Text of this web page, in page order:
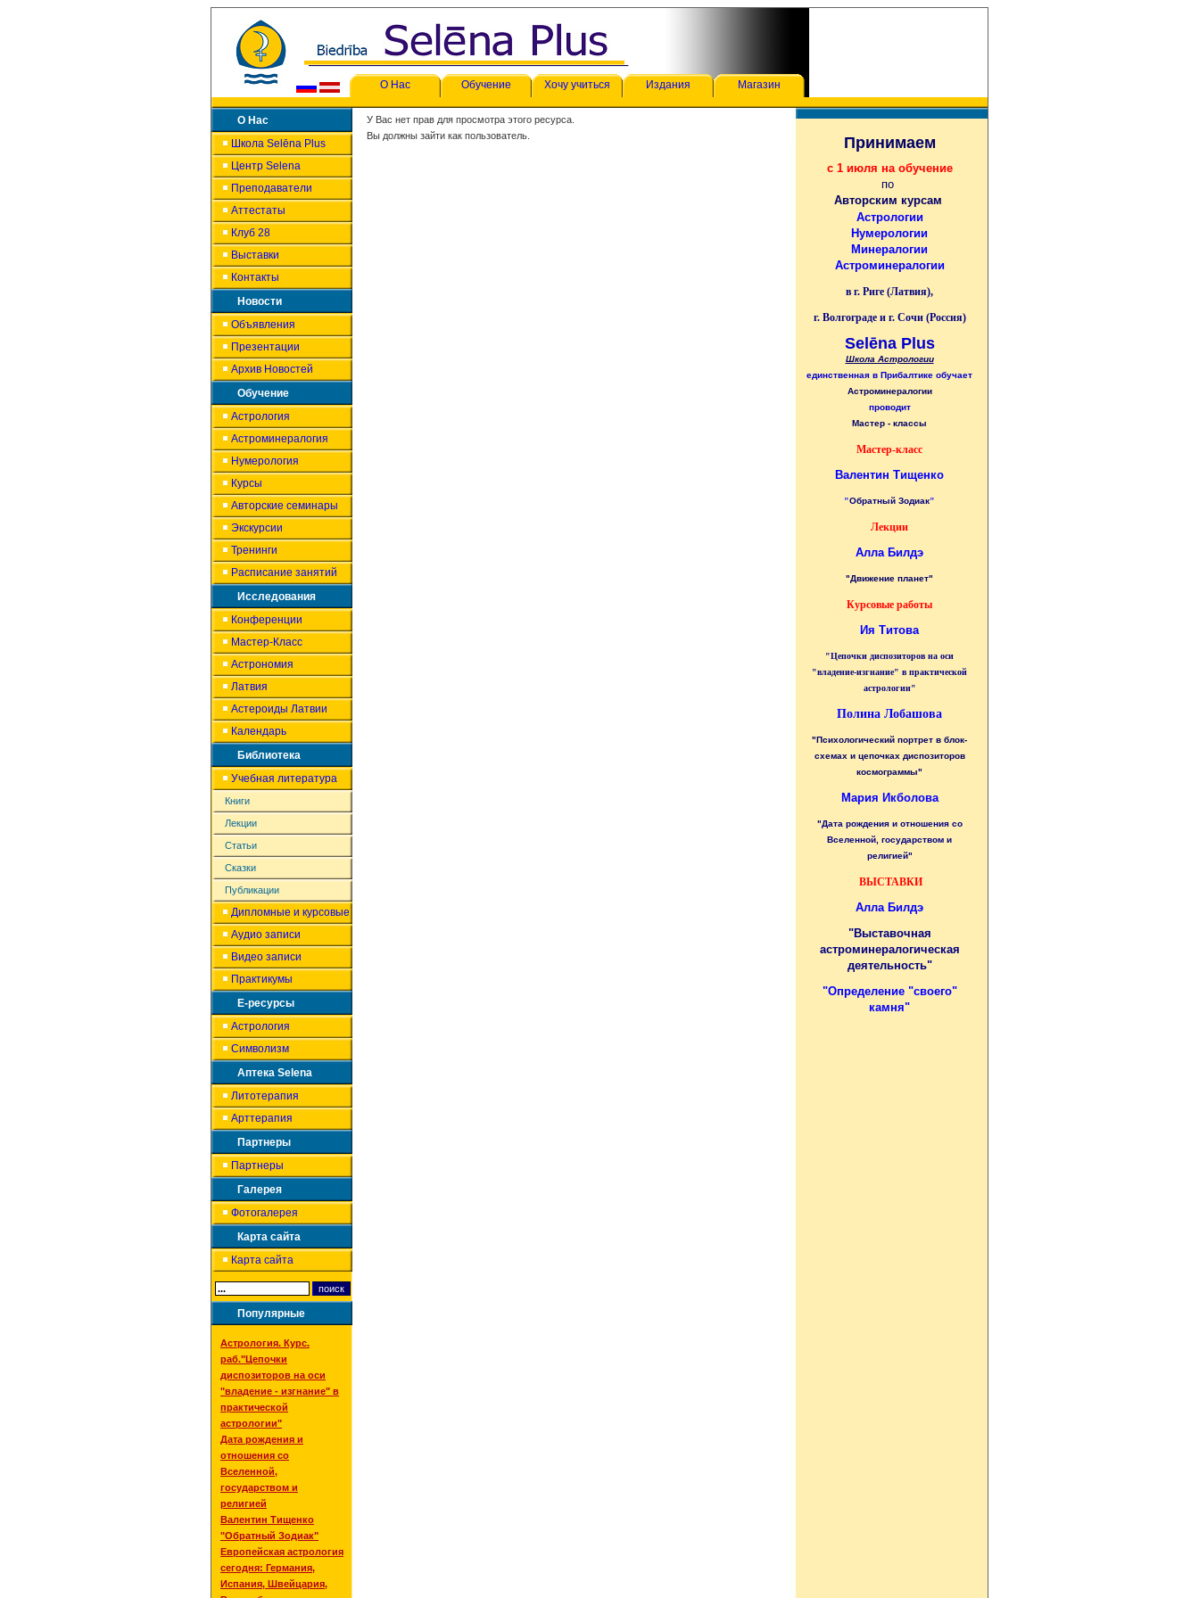
О Нас Обучение Хочу учиться Издания Магазин
О Нас
Школа Selēna Plus
Центр Selena
Преподаватели
Аттестаты
Клуб 28
Выставки
Контакты
Новости
Объявления
Презентации
Архив Новостей
Обучение
Астрология
Астроминералогия
Нумерология
Курсы
Авторские семинары
Экскурсии
Тренинги
Расписание занятий
Исследования
Конференции
Мастер-Класс
Астрономия
Латвия
Астероиды Латвии
Календарь
Библиотека
Учебная литература
Книги
Лекции
Статьи
Сказки
Публикации
Дипломные и курсовые
Аудио записи
Видео записи
Практикумы
Е-ресурсы
Астрология
Символизм
Аптека Selena
Литотерапия
Арттерапия
Партнеры
Партнеры
Галерея
Фотогалерея
Карта сайта
Карта сайта
Популярные
Астрология. Курс.
раб."Цепочки
диспозиторов на оси
"владение - изгнание" в
практической
астрологии"
Дата рождения и
отношения со
Вселенной,
государством и
религией
Валентин Тищенко
"Обратный Зодиак"
Европейская астрология
сегодня: Германия,
Испания, Швейцария,
У Вас нет прав для просмотра этого ресурса.
Вы должны зайти как пользователь.
Принимаем
с 1 июля на обучение
по
Авторским курсам
Астрологии
Нумерологии
Минералогии
Астроминералогии
в г. Риге (Латвия),
г. Волгограде и г. Сочи (Россия)
Selēna Plus
Школа Астрологии
единственная в Прибалтике обучает
Астроминералогии
проводит
Мастер - классы
Мастер-класс
Валентин Тищенко
"Обратный Зодиак"
Лекции
Алла Билдэ
"Движение планет"
Курсовые работы
Ия Титова
"Цепочки диспозиторов на оси
"владение-изгнание" в практической
астрологии"
Полина Лобашова
"Психологический портрет в блок-
схемах и цепочках диспозиторов
космограммы"
Мария Икболова
"Дата рождения и отношения со
Вселенной, государством и
религией"
ВЫСТАВКИ
Алла Билдэ
"Выставочная
астроминералогическая
деятельность"
"Определение "своего"
камня"